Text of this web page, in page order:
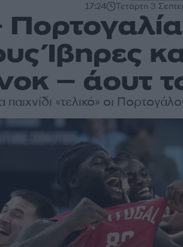
17:24 Τετάρτη 3
Ίβηρες
– άουτ
παιχνίδι «τελικό» οι